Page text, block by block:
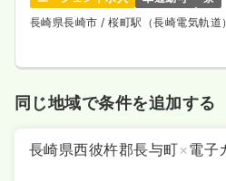
長崎県長崎市 / 桜町駅（長崎電気軌道
同じ地域で条件を追加する
長崎県西彼杵郡長与町×電子